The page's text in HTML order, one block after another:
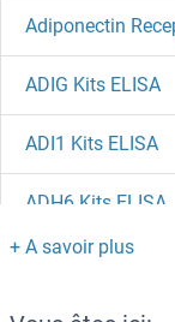
Adiponectin
ADIG Kits ELISA
ADI1 Kits ELISA
ADH6 Kits ELISA
ADH5 Kits ELISA